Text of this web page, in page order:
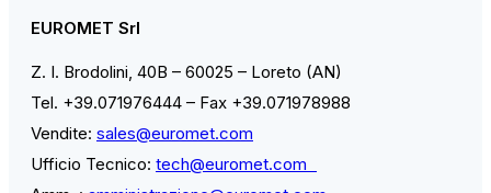
EUROMET Srl
Z. I. Brodolini, 40B – 60025 – Loreto (AN)
Tel. +39.071976444 – Fax +39.071978988
Vendite: sales@euromet.com
Ufficio Tecnico: tech@euromet.com